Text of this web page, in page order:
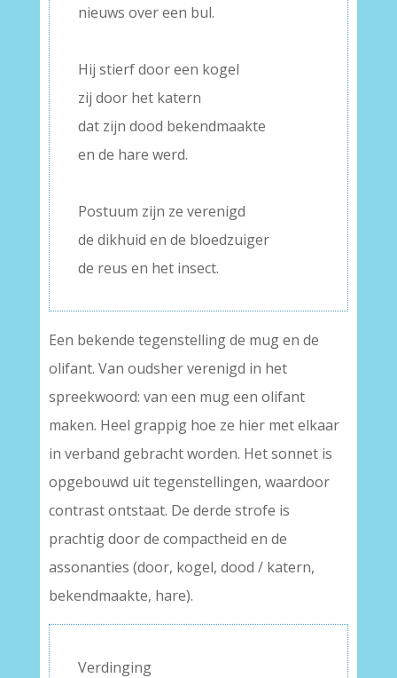
nieuws over een bul.
Hij stierf door een kogel
zij door het katern
dat zijn dood bekendmaakte
en de hare werd.
Postuum zijn ze verenigd
de dikhuid en de bloedzuiger
de reus en het insect.
Een bekende tegenstelling de mug en de
olifant. Van oudsher verenigd in het
spreekwoord: van een mug een olifant
maken. Heel grappig hoe ze hier met elkaar
in verband gebracht worden. Het sonnet is
opgebouwd uit tegenstellingen, waardoor
contrast ontstaat. De derde strofe is
prachtig door de compactheid en de
assonanties (door, kogel, dood / katern,
bekendmaakte, hare).
Verdinging